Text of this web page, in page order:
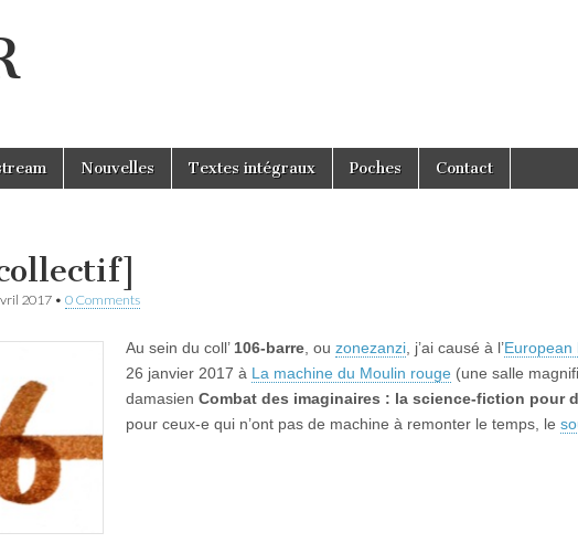
Nouvelles Textes intégraux Poches Contact
2017 • 0 Comments
Au sein du coll’ 106-barre , ou zonezanzi , j’ai causé à l’European
26 janvier 2017 à La machine du Moulin rouge (une salle
damasien Combat des imaginaires : la science-fiction pour
pour ceux-e qui n’ont pas de machine à remonter le temps, le